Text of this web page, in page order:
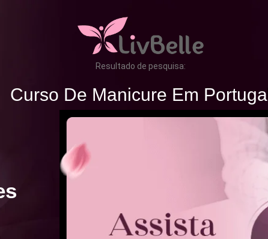
Resultado de pesquisa:
Curso De Manicure Em Portugal